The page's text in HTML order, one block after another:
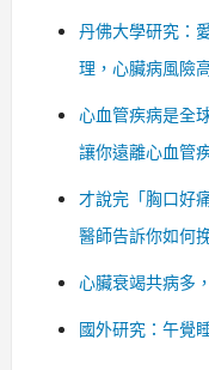
丹佛大學研究：
理，心臟病風險
心血管疾病是全
讓你遠離心血管
才說完「胸口好
醫師告訴你如何
心臟衰竭共病多
國外研究：午覺